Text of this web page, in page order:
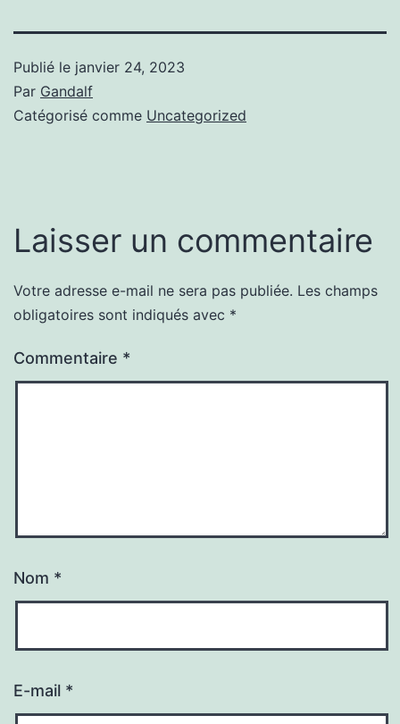
Publié le janvier 24, 2023
Par Gandalf
Catégorisé comme Uncategorized
Laisser un commentaire
Votre adresse e-mail ne sera pas publiée. Les champs
obligatoires sont indiqués avec *
Commentaire *
Nom *
E-mail *